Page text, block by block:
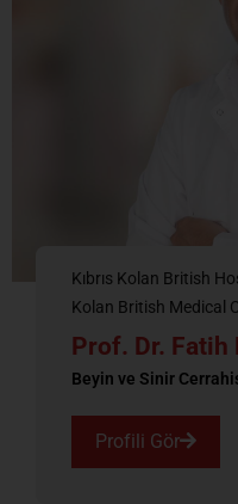
Kıbrıs Kolan British
Kolan British Medical
Prof. Dr. Fatih
Beyin ve Sinir
Profili Gör